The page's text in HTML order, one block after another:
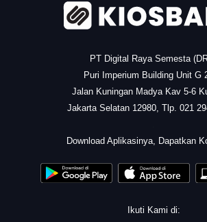
PT Digital Raya Semesta
Puri Imperium Building Unit G
Jalan Kuningan Madya Kav 5-6
Jakarta Selatan 12980, Tlp. 021
Download Aplikasinya, Dapatkan
Ikuti Kami di: